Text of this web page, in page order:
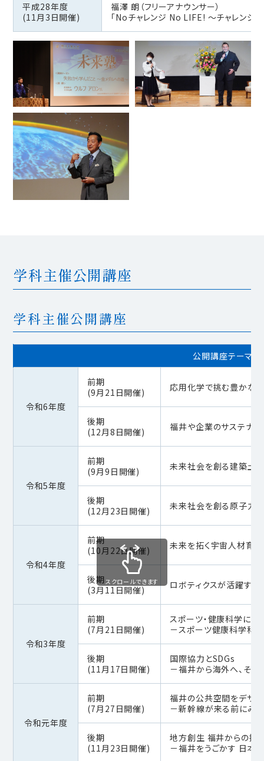
平成28年度
(11月3日開催)
福澤 朗（フリーアナウンサー）
「Noチャレンジ No LIFE! 〜チャレンジ
学科主催公開講座
学科主催公開講座
公開講座テーマ
令和6年度
前期
(9月21日開催)
応用化学で挑む豊かな
後期
(12月8日開催)
福井や企業のサステナビ
令和5年度
前期
(9月9日開催)
未来社会を創る建築土
後期
(12月23日開催)
未来社会を創る原子力
令和4年度
前期
(10月22日開催)
未来を拓く宇宙人材育
後期
(3月11日開催)
ロボティクスが活躍す
令和3年度
前期
(7月21日開催)
スポーツ・健康科学に
－スポーツ健康科学科
後期
(11月17日開催)
国際協力とSDGs
－福井から海外へ、そ
令和元年度
前期
(7月27日開催)
福井の公共空間をデザイ
－新幹線が来る前にみ
後期
(11月23日開催)
地方創生 福井からの挑
－福井をうごかす 日本
スクロールできます